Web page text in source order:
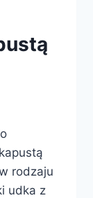
rodzaju
udka z